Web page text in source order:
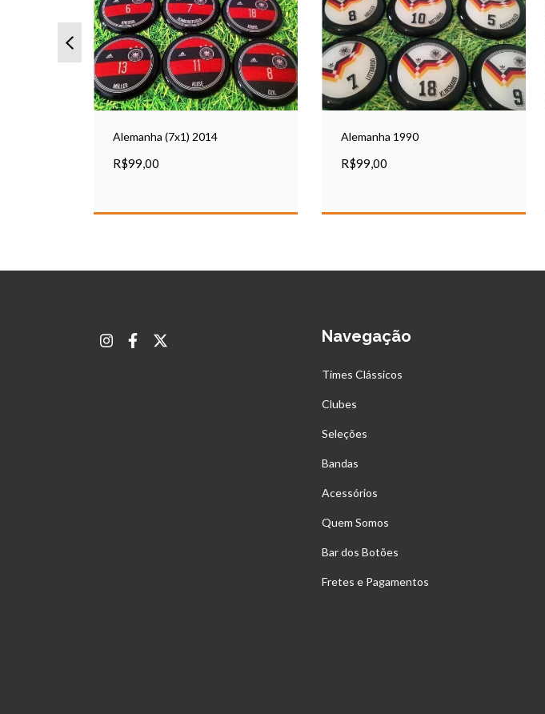
Alemanha (7x1) 2014
R$99,00
Alemanha 1990
R$99,00
Navegação
Times Clássicos
Clubes
Seleções
Bandas
Acessórios
Quem Somos
Bar dos Botões
Fretes e Pagamentos